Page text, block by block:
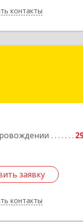
контакты
заявку
контакты
заявку